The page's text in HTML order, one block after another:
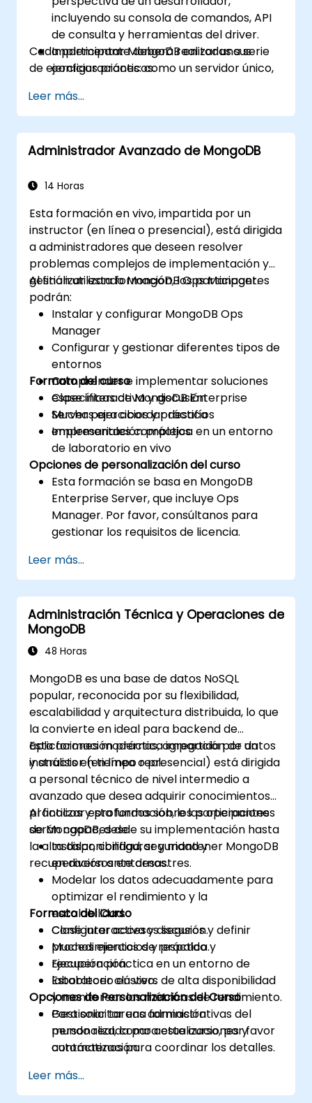
incluyendo su consola de comandos, API
de consulta y herramientas del driver.
Implementar MongoDB en todas sus
configuraciones: como un servidor único,
conjunto de réplicas (replica set) y como
clúster fragmentado (sharded cluster).
Evaluar aplicaciones y elegir el hardware
apropiado.
integrarse con software de monitoreo
Planificar respaldos y gestionar grandes
importaciones y exportaciones de datos.
Solucionar los problemas más comunes
de desarrolladores y escenarios de fallo.
Cada participante deberá realizar una serie
de ejercicios prácticos.
Leer más...
Administrador Avanzado de MongoDB
14 Horas
Esta formación en vivo, impartida por un
instructor (en línea o presencial), está dirigida
a administradores que deseen resolver
problemas complejos de implementación y
gestión utilizando MongoDB Ops Manager.
Al finalizar esta formación, los participantes
podrán:
Instalar y configurar MongoDB Ops
Manager
Configurar y gestionar diferentes tipos de
entornos
Comprender e implementar soluciones
específicas de MongoDB Enterprise
Server para abordar desafíos
empresariales complejos
Formato del curso
Clase interactiva y discusión
Muchas ejercicios y práctica
Implementación práctica en un entorno
de laboratorio en vivo
Opciones de personalización del curso
Esta formación se basa en MongoDB
Enterprise Server, que incluye Ops
Manager. Por favor, consúltanos para
gestionar los requisitos de licencia.
personalizada para este curso,
contáctanos para coordinar los detalles.
Leer más...
Administración Técnica y Operaciones de
MongoDB
48 Horas
MongoDB es una base de datos NoSQL
popular, reconocida por su flexibilidad,
escalabilidad y arquitectura distribuida, lo que
la convierte en ideal para backend de
aplicaciones modernas, agregación de datos
y análisis en tiempo real.
Esta formación práctica impartida por un
instructor (en línea o presencial) está dirigida
a personal técnico de nivel intermedio a
avanzado que desea adquirir conocimientos
prácticos y profundos sobre las operaciones
de MongoDB, desde su implementación hasta
la alta disponibilidad, seguridad y
recuperación ante desastres.
Al finalizar esta formación, los participantes
serán capaces de:
Instalar, configurar y mantener MongoDB
en diversos entornos.
Modelar los datos adecuadamente para
optimizar el rendimiento y la
escalabilidad.
Configurar accesos seguros y definir
procedimientos de respaldo y
recuperación.
Establecer clústers de alta disponibilidad
y monitorear las métricas de rendimiento.
Gestionar tareas administrativas del
mundo real, como actualizaciones y
automatización.
Formato del Curso
Clase interactiva y discusión.
Muchos ejercicios y práctica.
Ejecución práctica en un entorno de
laboratorio en vivo.
Opciones de Personalización del Curso
Para solicitar una formación
personalizada para este curso, por favor
contáctenos para coordinar los detalles.
Leer más...